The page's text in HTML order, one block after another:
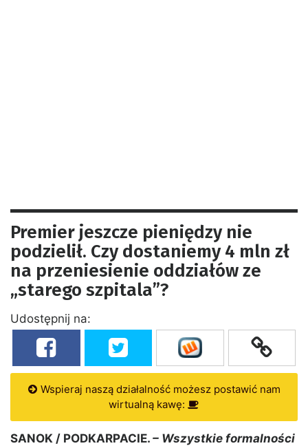
Premier jeszcze pieniędzy nie
podzielił. Czy dostaniemy 4 mln zł
na przeniesienie oddziałów ze
„starego szpitala”?
Udostępnij na:
Wspieraj naszą działalność możesz postawić nam
wirtualną kawę:
SANOK / PODKARPACIE. – Wszystkie formalności